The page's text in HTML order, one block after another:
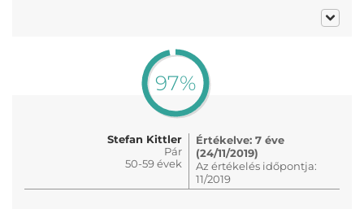
97%
Stefan Kittler
Pár
50-59 évek
Értékelve: 7 éve
(24/11/2019)
Az értékelés időpontja:
11/2019